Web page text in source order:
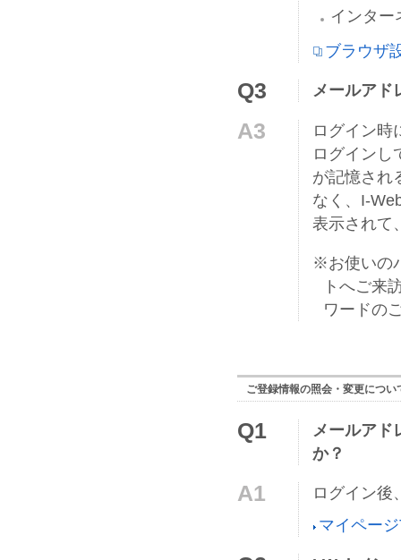
インター
ブラウザ
Q3 メールアド
A3
ログイン時
ログインし
が記憶され
なく、I-
表示されて
※お使いの
トへご来
ワードの
ご登録情報の照会・変更につい
Q1
メールアド
か？
A1
ログイン後
マイペー